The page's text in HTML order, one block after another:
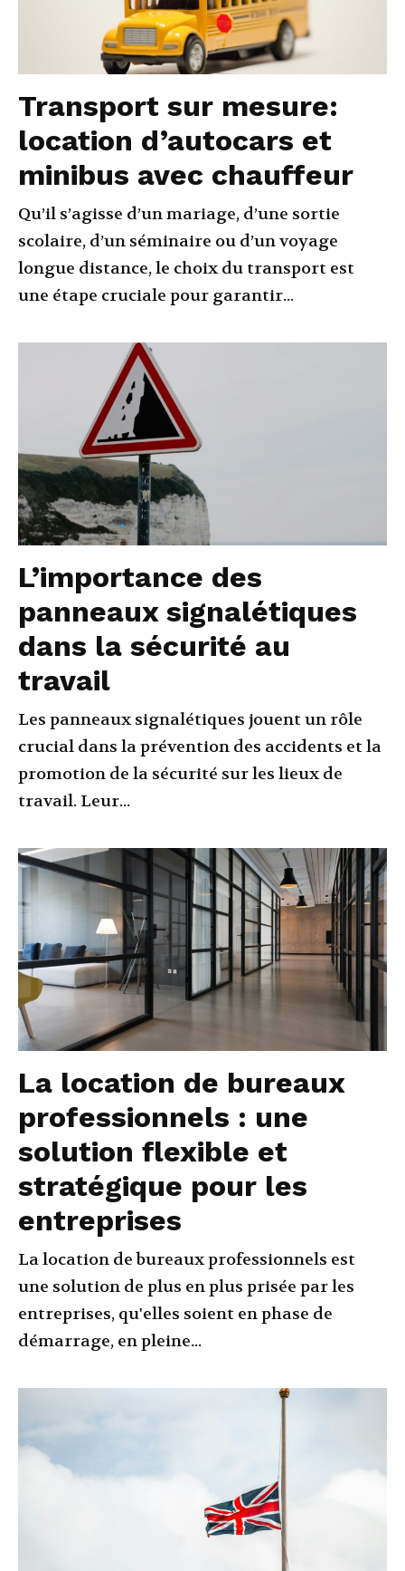
Transport sur mesure:
location d’autocars et
minibus avec chauffeur
Qu’il s’agisse d’un mariage, d’une sortie
scolaire, d’un séminaire ou d’un voyage
longue distance, le choix du transport est
une étape cruciale pour garantir...
L’importance des
panneaux signalétiques
dans la sécurité au
travail
Les panneaux signalétiques jouent un rôle
crucial dans la prévention des accidents et la
promotion de la sécurité sur les lieux de
travail. Leur...
La location de bureaux
professionnels : une
solution flexible et
stratégique pour les
entreprises
La location de bureaux professionnels est
une solution de plus en plus prisée par les
entreprises, qu'elles soient en phase de
démarrage, en pleine...